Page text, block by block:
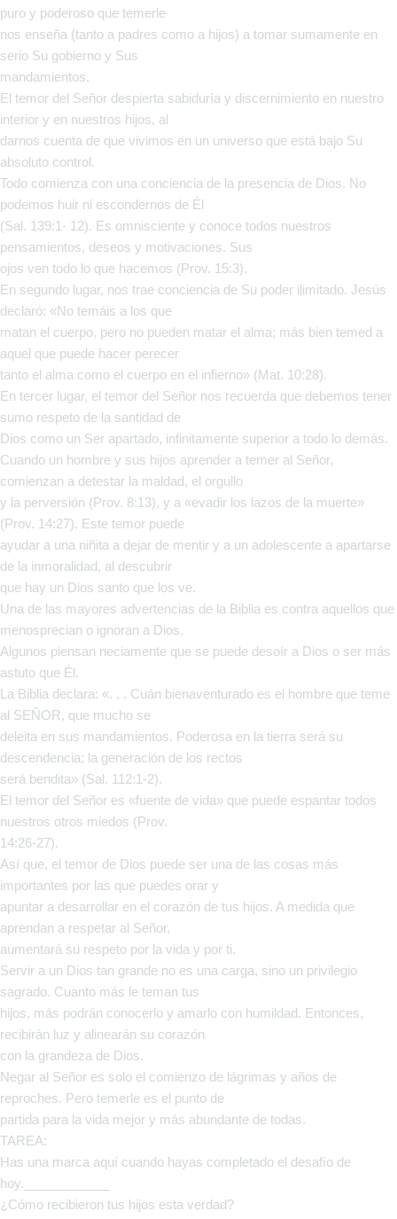
puro y poderoso que temerle
nos enseña (tanto a padres como a hijos) a tomar sumamente en
serio Su gobierno y Sus
mandamientos.
El temor del Señor despierta sabiduría y discernimiento en nuestro
interior y en nuestros hijos, al
darnos cuenta de que vivimos en un universo que está bajo Su
absoluto control.
Todo comienza con una conciencia de la presencia de Dios. No
podemos huir ni escondernos de Él
(Sal. 139:1- 12). Es omnisciente y conoce todos nuestros
pensamientos, deseos y motivaciones. Sus
ojos ven todo lo que hacemos (Prov. 15:3).
En segundo lugar, nos trae conciencia de Su poder ilimitado. Jesús
declaró: «No temáis a los que
matan el cuerpo, pero no pueden matar el alma; más bien temed a
aquel que puede hacer perecer
tanto el alma como el cuerpo en el infierno» (Mat. 10:28).
En tercer lugar, el temor del Señor nos recuerda que debemos tener
sumo respeto de la santidad de
Dios como un Ser apartado, infinitamente superior a todo lo demás.
Cuando un hombre y sus hijos aprender a temer al Señor,
comienzan a detestar la maldad, el orgullo
y la perversión (Prov. 8:13), y a «evadir los lazos de la muerte»
(Prov. 14:27). Este temor puede
ayudar a una niñita a dejar de mentir y a un adolescente a apartarse
de la inmoralidad, al descubrir
que hay un Dios santo que los ve.
Una de las mayores advertencias de la Biblia es contra aquellos que
menosprecian o ignoran a Dios.
Algunos piensan neciamente que se puede desoír a Dios o ser más
astuto que Él.
La Biblia declara: «. . . Cuán bienaventurado es el hombre que teme
al SEÑOR, que mucho se
deleita en sus mandamientos. Poderosa en la tierra será su
descendencia; la generación de los rectos
será bendita» (Sal. 112:1-2).
El temor del Señor es «fuente de vida» que puede espantar todos
nuestros otros miedos (Prov.
14:26-27).
Así que, el temor de Dios puede ser una de las cosas más
importantes por las que puedes orar y
apuntar a desarrollar en el corazón de tus hijos. A medida que
aprendan a respetar al Señor,
aumentará su respeto por la vida y por ti.
Servir a un Dios tan grande no es una carga, sino un privilegio
sagrado. Cuanto más le teman tus
hijos, más podrán conocerlo y amarlo con humildad. Entonces,
recibirán luz y alinearán su corazón
con la grandeza de Dios.
Negar al Señor es solo el comienzo de lágrimas y años de
reproches. Pero temerle es el punto de
partida para la vida mejor y más abundante de todas.
TAREA:
Has una marca aquí cuando hayas completado el desafío de
hoy.____________
¿Cómo recibieron tus hijos esta verdad?